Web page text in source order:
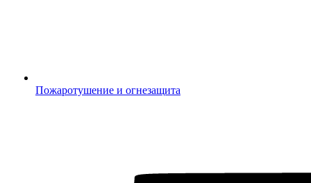
Пожаротушение и огнезащита